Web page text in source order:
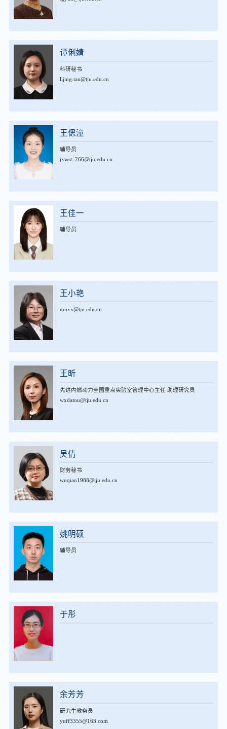
谭俐婧
科研秘书
lijing.tan@tju.edu.cn
王偲潼
辅导员
jxwst_266@tju.edu.cn
王佳一
辅导员
王小艳
muxx@tju.edu.cn
王昕
先进内燃动力全国重点实验室管理中心主任 助理研究员
wxdatou@tju.edu.cn
吴倩
财务秘书
wuqian1988@tju.edu.cn
姚明硕
辅导员
于彤
余芳芳
研究生教务员
yuff3355@163.com